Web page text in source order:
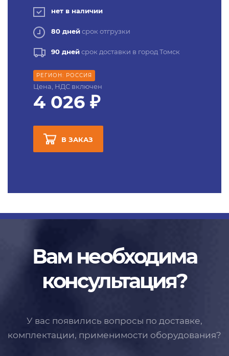
нет в наличии
80 днейсрок отгрузки
90 днейсрок доставки в город Томск
РЕГИОН: РОССИЯ
Цена, НДС включен
4 026 ₽
В ЗАКАЗ
Вам необходима
консультация?
У вас появились вопросы по доставке,
комплектации, применимости оборудования?